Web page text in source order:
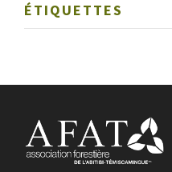
ÉTIQUETTES